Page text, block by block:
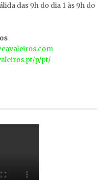
das 9h do dia 1 às 9h do
p/pt/